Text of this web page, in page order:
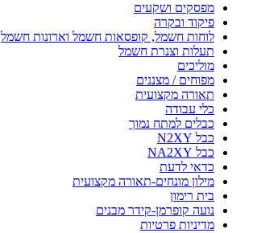
מפסקים ושקעים
פיקוד ובקרה
לוחות חשמל, קופסאות חשמל וארונות חשמל
תעלות וצנרת חשמל
מוליכים
מפוחים / מצננים
תאורה מקצועית
כלי עבודה
כבלים למתח נמוך
כבל N2XY
כבל NA2XY
כדאי לדעת
מילון מונחים-תאורה מקצועית
בית רימון
נועה קופרמן-קידר מבנים
מדיניות פרטיות